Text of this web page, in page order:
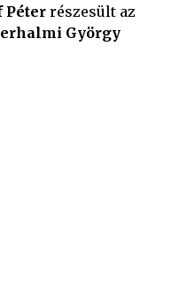
Péter részesült az
György